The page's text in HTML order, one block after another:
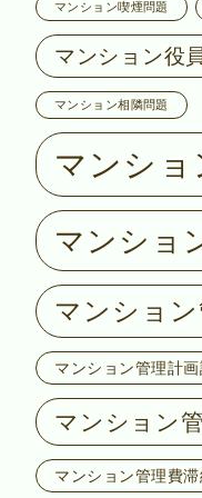
マンション喫煙問題
マンション役
マンション相隣問題
マンショ
マンショ
マンショ
マンション管理計
マンション
マンション管理費滞